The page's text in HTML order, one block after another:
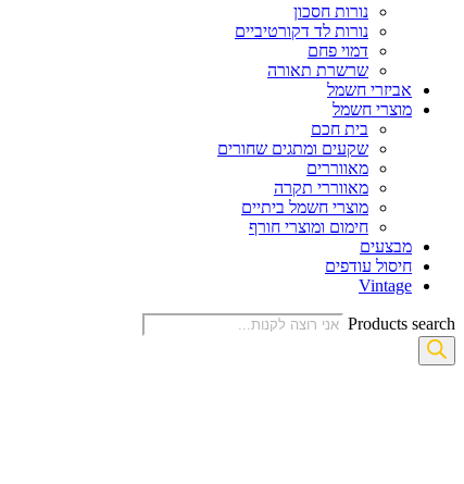
נורות חסכון
נורות לד דקורטיביים
דמוי פחם
שרשרת תאורה
אביזרי חשמל
מוצרי חשמל
בית חכם
שקעים ומתגים שחורים
מאווררים
מאווררי תקרה
מוצרי חשמל ביתיים
חימום ומוצרי חורף
מבצעים
חיסול עודפים
Vintage
Products search